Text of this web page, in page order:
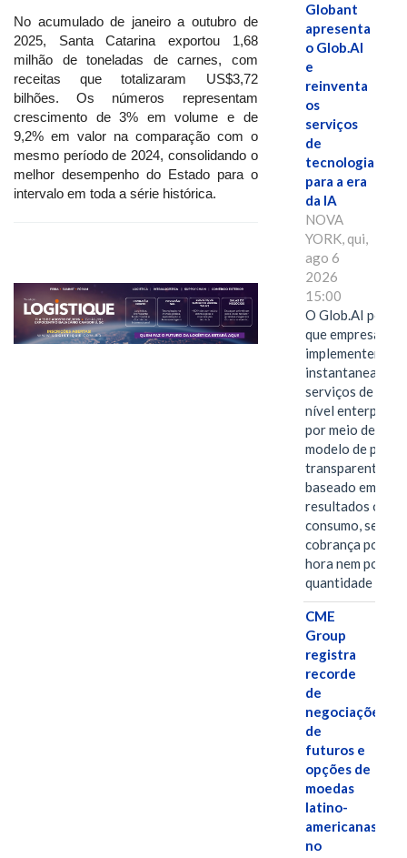
No acumulado de janeiro a outubro de
2025, Santa Catarina exportou 1,68
milhão de toneladas de carnes, com
receitas que totalizaram US$3,72
bilhões. Os números representam
crescimento de 3% em volume e de
9,2% em valor na comparação com o
mesmo período de 2024, consolidando o
melhor desempenho do Estado para o
intervalo em toda a série histórica.
Globant
apresenta
o Glob.AI
e
reinventa
os
serviços
de
tecnologia
para a era
da IA
NOVA
YORK, qui,
ago 6
2026
15:00
O Glob.AI
que empresas
implementem
serviços de IA de
nível enterprise
por meio de um
modelo de
transparente,
baseado em
resultados ou
consumo, sem
cobrança por
hora nem por
quantidade de…
CME
Group
registra
recorde
de
negociações
de
futuros e
opções de
moedas
latino-
americanas
no